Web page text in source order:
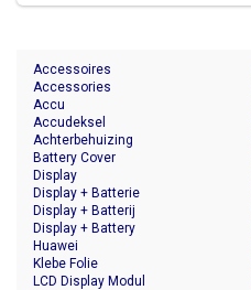
Accessoires
Accessories
Accu
Accudeksel
Achterbehuizing
Battery Cover
Display
Display + Batterie
Display + Batterij
Display + Battery
Huawei
Klebe Folie
LCD Display Modul